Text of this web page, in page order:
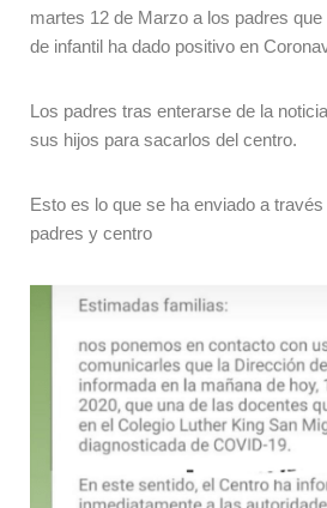
martes 12 de Marzo a los padres
de infantil ha dado positivo en
Los padres tras enterarse de la
sus hijos para sacarlos del centro.
Esto es lo que se ha enviado a
padres y centro